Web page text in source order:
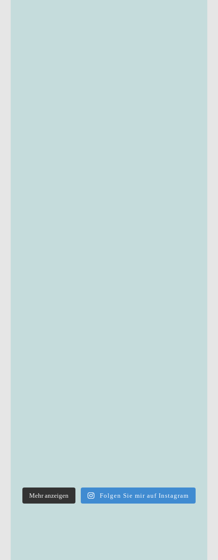
Mehr anzeigen Folgen Sie mir auf Instagram